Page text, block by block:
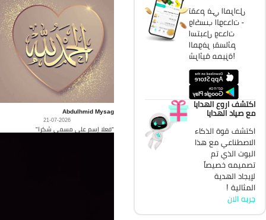
تقدم في المراحل
واكسب الوحدات -
استبدل وحدات
الموفر بقسائم
شرائية مميزة!
اكتشف اروع الهدايا
مع صياد الهدايا
اكتشف قوة الذكاء
الاصطناعي مع هذا
البوت الذي تم
تصميمه خصيصاً
لإيجاد الهدية
المثالية !
جربه الان
Abdulhmid Mysag
21-07-2026
"فعلا إسم على مسمى شكرا"